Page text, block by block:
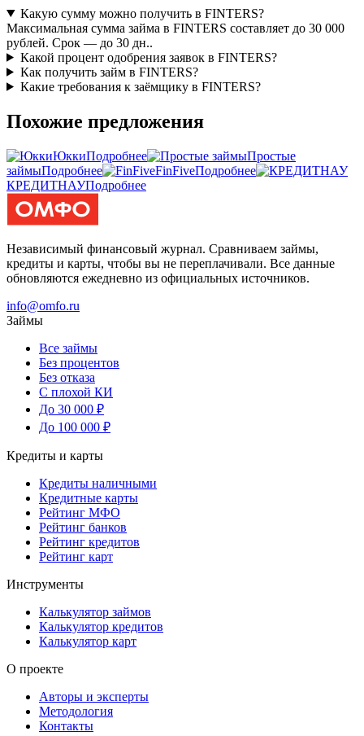
Какую сумму можно получить в FINTERS?
Максимальная сумма займа в FINTERS составляет до 30 000
рублей. Срок — до 30 дн..
Какой процент одобрения заявок в FINTERS?
Как получить займ в FINTERS?
Какие требования к заёмщику в FINTERS?
Похожие предложения
ЮккиПодробнее
Простые
займыПодробнее FinFiveПодробнее
КРЕДИТНАУПодробнее
Независимый финансовый журнал. Сравниваем займы,
кредиты и карты, чтобы вы не переплачивали. Все данные
обновляются ежедневно из официальных источников.
info@omfo.ru
Займы
Все займы
Без процентов
Без отказа
С плохой КИ
До 30 000 ₽
До 100 000 ₽
Кредиты и карты
Кредиты наличными
Кредитные карты
Рейтинг МФО
Рейтинг банков
Рейтинг кредитов
Рейтинг карт
Инструменты
Калькулятор займов
Калькулятор кредитов
Калькулятор карт
О проекте
Авторы и эксперты
Методология
Контакты